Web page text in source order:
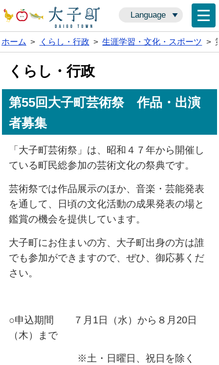
Language
ホーム > くらし・行政 > 生涯学習・文化・スポーツ >
くらし・行政
第55回大子町芸術祭 作品・出演
者募集
「大子町芸術祭」は、昭和４７年から開催し
ている町民総参加の芸術文化の祭典です。
芸術祭では作品展示のほか、音楽・芸能発表
を通して、日頃の文化活動の成果発表の場と
鑑賞の機会を提供しています。
大子町にお住まいの方、大子町出身の方は誰
でも参加ができますので、ぜひ、御応募くだ
さい。
○申込期間 ７月1日（水）から８月20日
（木）まで
※土・日曜日、祝日を除く